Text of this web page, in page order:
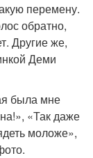
перемену.
обратно,
Другие же,
Деми
была мне
«Так даже
моложе»,